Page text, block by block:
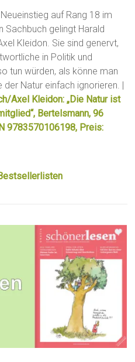
auf Rang 18 im
Sachbuch gelingt Harald
Kleidon. Sie sind genervt,
in Politik und
tun würden, als könne man
der Natur einfach ignorieren. |
Axel Kleidon: „Die Natur ist
Bertelsmann, 96
9783570106198, Preis: